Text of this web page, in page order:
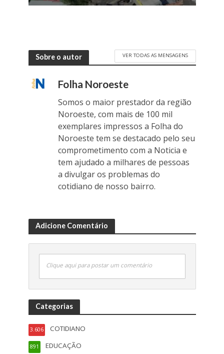
Sobre o autor VER TODAS AS MENSAGENS
Folha Noroeste
Somos o maior prestador da região
Noroeste, com mais de 100 mil
exemplares impressos a Folha do
Noroeste tem se destacado pelo seu
comprometimento com a Noticia e
tem ajudado a milhares de pessoas
a divulgar os problemas do
cotidiano de nosso bairro.
Adicione Comentário
Clique aqui para postar um comentário
Categorias
COTIDIANO
3.606
EDUCAÇÃO
891